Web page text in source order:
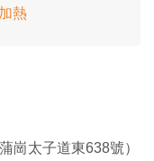
熱
崗太子道東638號）